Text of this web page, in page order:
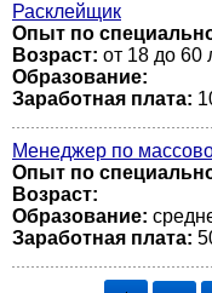
Расклейщик
Опыт по
Возраст: от 18 до 60
Образование:
Заработная плата:
Менеджер по
Опыт по
Возраст:
Образование:
Заработная плата: